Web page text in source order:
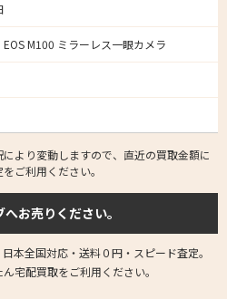
M100 ミラーレス一眼カメラ
より変動しますので、直近の買取金額に
ご利用ください。
お売りください。
本全国対応・送料０円・スピード査定。
宅配買取をご利用ください。